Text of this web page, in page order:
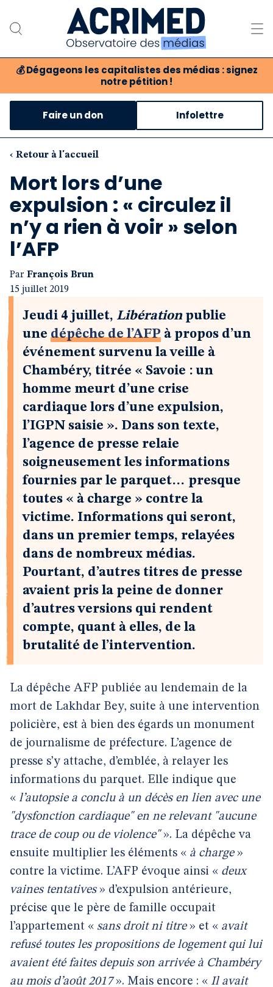
💰 Dégageons les capitalistes des médias : signez
notre pétition !
Notre association
Notre critique des médias
Nos propositions
Notre revue
Boutique
Faire un don Infolettre
‹ Retour à l'accueil
Mort lors d’une
expulsion : « circulez il
n’y a rien à voir » selon
l’AFP
Par François Brun
15 juillet 2019
Jeudi 4 juillet, Libération publie
une dépêche de l’AFP à propos d’un
événement survenu la veille à
Chambéry, titrée « Savoie : un
homme meurt d’une crise
cardiaque lors d’une expulsion,
l’IGPN saisie ». Dans son texte,
l’agence de presse relaie
soigneusement les informations
fournies par le parquet… presque
toutes « à charge » contre la
victime. Informations qui seront,
dans un premier temps, relayées
dans de nombreux médias.
Pourtant, d’autres titres de presse
avaient pris la peine de donner
d’autres versions qui rendent
compte, quant à elles, de la
brutalité de l’intervention.
La dépêche AFP publiée au lendemain de la
mort de Lakhdar Bey, suite à une intervention
policière, est à bien des égards un monument
de journalisme de préfecture. L’agence de
presse s’y attache, d’emblée, à relayer les
informations du parquet. Elle indique que
« l’autopsie a conclu à un décès en lien avec une
"dysfonction cardiaque" en ne relevant "aucune
trace de coup ou de violence"». La dépêche va
ensuite multiplier les éléments « à charge»
contre la victime. L’AFP évoque ainsi « deux
vaines tentatives» d’expulsion antérieure,
précise que le père de famille occupait
l’appartement « sans droit ni titre» et « avait
refusé toutes les propositions de logement qui lui
avaient été faites depuis son arrivée à Chambéry
au mois d’août 2017». Mais encore : « Il avait